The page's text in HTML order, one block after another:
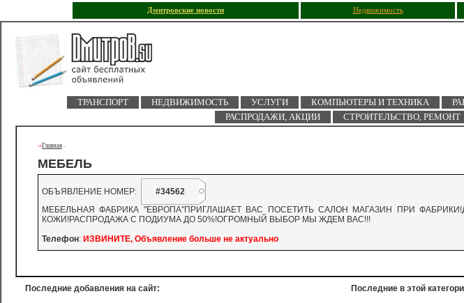
Дмитровские новости Недвижимость
ТРАНСПОРТ НЕДВИЖИМОСТЬ УСЛУГИ КОМПЬЮТЕРЫ И ТЕХНИКА
РАСПРОДАЖИ, АКЦИИ
СТРОИТЕЛЬСТВО, РЕМОНТ
->Главная -
МЕБЕЛЬ
ОБЪЯВЛЕНИЕ НОМЕР:
#34562
МЕБЕЛЬНАЯ ФАБРИКА "ЕВРОПА"ПРИГЛАШАЕТ ВАС ПОСЕТИТЬ САЛОН МАГАЗИН ПРИ
КОЖИ!РАСПРОДАЖА С ПОДИУМА ДО 50%!ОГРОМНЫЙ ВЫБОР МЫ ЖДЕМ ВАС!!!
Телефон: ИЗВИНИТЕ, Объявление больше не актуально
Последние добавления на сайт: Последние в этой